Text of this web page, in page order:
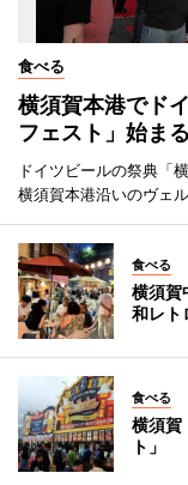
食べる
横須賀本港でド
フェスト」始まる
ドイツビールの祭典「
横須賀本港沿いのヴェ
食べる
横須賀
和レト
食べる
横須賀
ト」